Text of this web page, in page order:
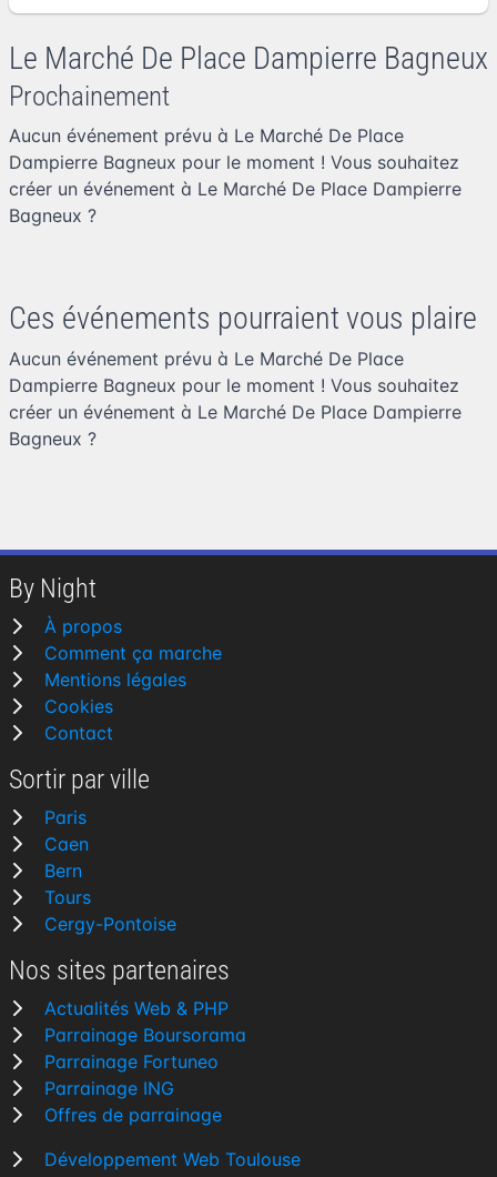
Le Marché De Place Dampierre Bagneux
Prochainement
Aucun événement prévu à Le Marché De Place
Dampierre Bagneux pour le moment ! Vous souhaitez
créer un événement à Le Marché De Place Dampierre
Bagneux ?
Ces événements pourraient vous plaire
Aucun événement prévu à Le Marché De Place
Dampierre Bagneux pour le moment ! Vous souhaitez
créer un événement à Le Marché De Place Dampierre
Bagneux ?
By Night
À propos
Comment ça marche
Mentions légales
Cookies
Contact
Sortir par ville
Paris
Caen
Bern
Tours
Cergy-Pontoise
Nos sites partenaires
Actualités Web & PHP
Parrainage Boursorama
Parrainage Fortuneo
Parrainage ING
Offres de parrainage
Développement Web Toulouse